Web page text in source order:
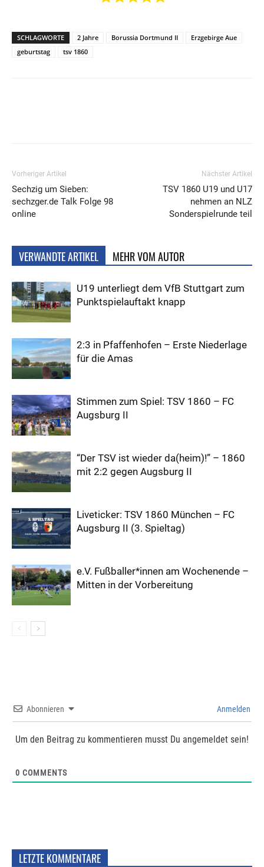
SCHLAGWORTE 2 Jahre Borussia Dortmund II
Erzgebirge Aue
geburtstag
tsv 1860
Vorheriger Artikel
Sechzig um Sieben:
sechzger.de Talk Folge 98
online
Nächster Artikel
TSV 1860 U19 und U17
nehmen an NLZ
Sonderspielrunde teil
VERWANDTE ARTIKEL MEHR VOM AUTOR
U19 unterliegt dem VfB Stuttgart zum
Punktspielauftakt knapp
2:3 in Pfaffenhofen – Erste Niederlage
für die Amas
Stimmen zum Spiel: TSV 1860 – FC
Augsburg II
“Der TSV ist wieder da(heim)!” – 1860
mit 2:2 gegen Augsburg II
Liveticker: TSV 1860 München – FC
Augsburg II (3. Spieltag)
e.V. Fußballer*innen am Wochenende –
Mitten in der Vorbereitung
Abonnieren Anmelden
Um den Beitrag zu kommentieren musst Du angemeldet sein!
0 COMMENTS
LETZTE KOMMENTARE